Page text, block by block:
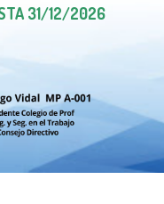
31/12/2026